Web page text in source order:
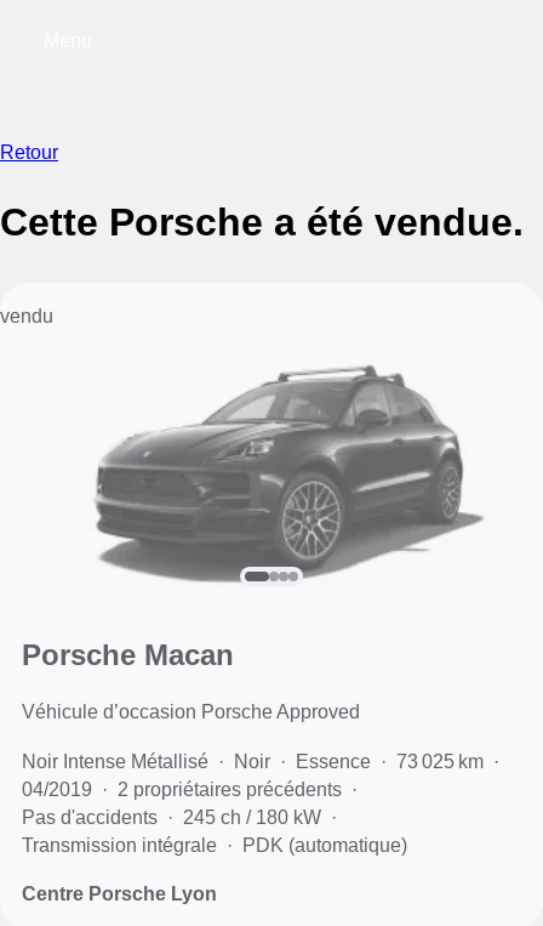
Retour
Cette Porsche a été vendue.
vendu
Porsche Macan
Véhicule d’occasion Porsche Approved
Noir Intense Métallisé Noir Essence
73 025 km
04/2019
2 propriétaires précédents
Pas d'accidents
245 ch / 180 kW
Transmission intégrale
PDK (automatique)
Centre Porsche Lyon